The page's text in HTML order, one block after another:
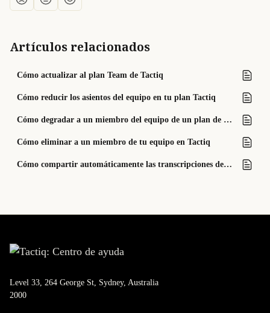
Artículos relacionados
Cómo actualizar al plan Team de Tactiq
Cómo reducir los asientos del equipo en tu plan Tactiq
Cómo degradar a un miembro del equipo de un plan de equipo en Tactiq
Cómo eliminar a un miembro de tu equipo en Tactiq
Cómo compartir automáticamente las transcripciones de reuniones en un espacio (solo para el plan Team)
Level 33, 264 George St, Sydney, Australia
2000